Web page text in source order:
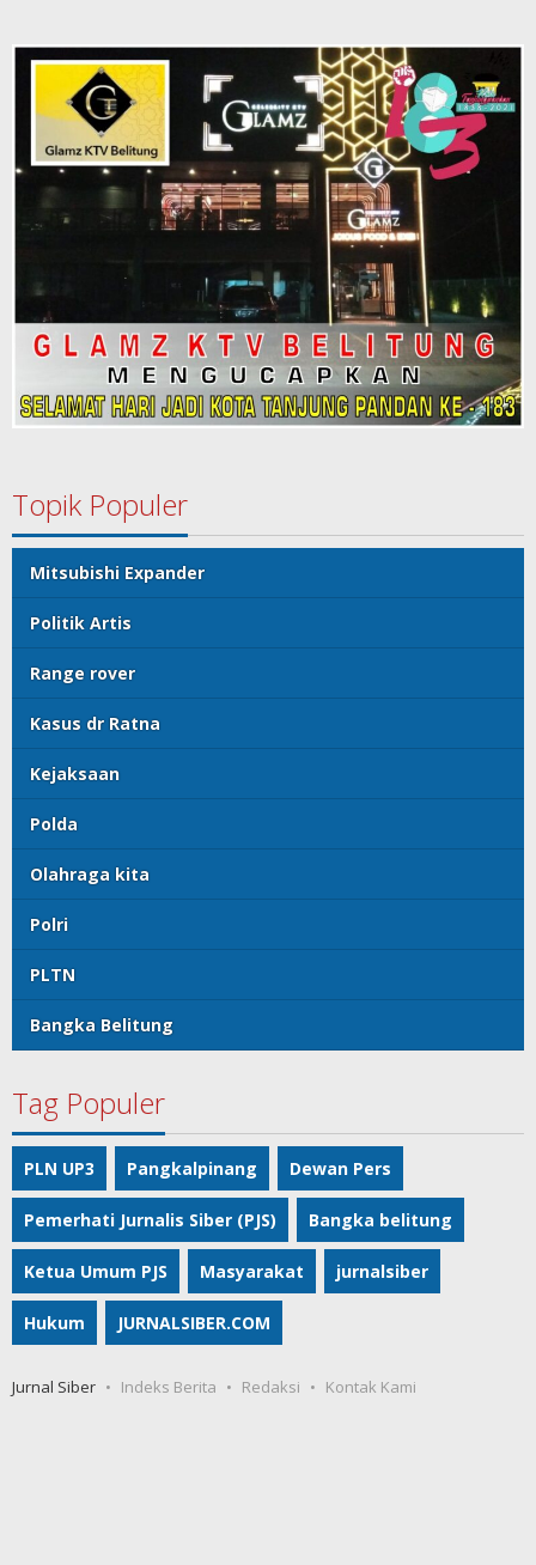
Topik Populer
Mitsubishi Expander
Politik Artis
Range rover
Kasus dr Ratna
Kejaksaan
Polda
Olahraga kita
Polri
PLTN
Bangka Belitung
Tag Populer
PLN UP3 Pangkalpinang Dewan Pers
Pemerhati Jurnalis Siber (PJS) Bangka belitung
Ketua Umum PJS Masyarakat jurnalsiber
Hukum JURNALSIBER.COM
Jurnal Siber Indeks Berita Redaksi Kontak Kami